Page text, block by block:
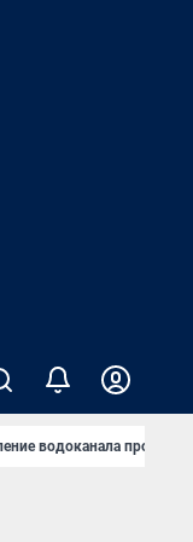
водоканала про